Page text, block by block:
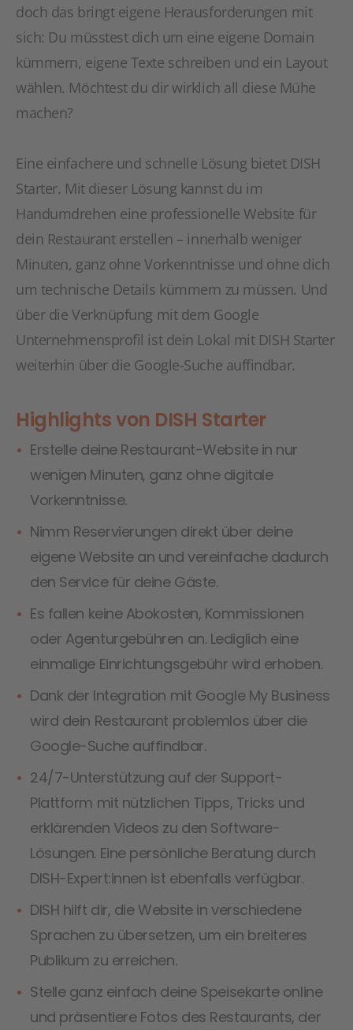
doch das bringt eigene Herausforderungen mit
sich: Du müsstest dich um eine eigene Domain
kümmern, eigene Texte schreiben und ein Layout
wählen. Möchtest du dir wirklich all diese Mühe
machen?
Eine einfachere und schnelle Lösung bietet DISH
Starter. Mit dieser Lösung kannst du im
Handumdrehen eine professionelle Website für
dein Restaurant erstellen – innerhalb weniger
Minuten, ganz ohne Vorkenntnisse und ohne dich
um technische Details kümmern zu müssen. Und
über die Verknüpfung mit dem Google
Unternehmensprofil ist dein Lokal mit DISH Starter
weiterhin über die Google-Suche auffindbar.
Highlights von DISH Starter
Erstelle deine Restaurant-Website in nur
wenigen Minuten, ganz ohne digitale
Vorkenntnisse.
Nimm Reservierungen direkt über deine
eigene Website an und vereinfache dadurch
den Service für deine Gäste.
Es fallen keine Abokosten, Kommissionen
oder Agenturgebühren an. Lediglich eine
einmalige Einrichtungsgebühr wird erhoben.
Dank der Integration mit Google My Business
wird dein Restaurant problemlos über die
Google-Suche auffindbar.
24/7-Unterstützung auf der Support-
Plattform mit nützlichen Tipps, Tricks und
erklärenden Videos zu den Software-
Lösungen. Eine persönliche Beratung durch
DISH-Expert:innen ist ebenfalls verfügbar.
DISH hilft dir, die Website in verschiedene
Sprachen zu übersetzen, um ein breiteres
Publikum zu erreichen.
Stelle ganz einfach deine Speisekarte online
und präsentiere Fotos des Restaurants, der